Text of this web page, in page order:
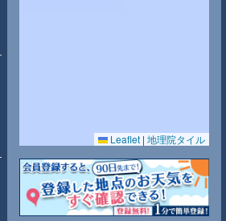
69 68 72 71
Leaflet | 地理院タイル